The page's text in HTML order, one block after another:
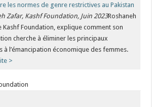
les normes de genre restrictives au Pakistan
Zafar, Kashf Foundation, Juin 2023Roshaneh
Kashf Foundation, explique comment son
cherche à éliminer les principaux
à l’émancipation économique des femmes.
>